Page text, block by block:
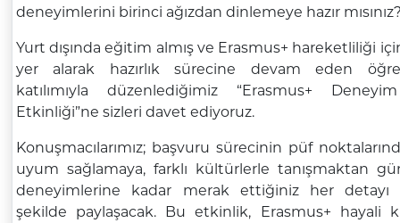
deneyimlerini birinci ağızdan dinlemeye hazır
Yurt dışında eğitim almış ve Erasmus+ hareketliliği
yer alarak hazırlık sürecine devam eden
katılımıyla düzenlediğimiz “Erasmus+ Deneyim
Etkinliği”ne sizleri davet ediyoruz.
Konuşmacılarımız; başvuru sürecinin püf
uyum sağlamaya, farklı kültürlerle tanışmaktan
deneyimlerine kadar merak ettiğiniz her detayı
şekilde paylaşacak. Bu etkinlik, Erasmus+ hayali